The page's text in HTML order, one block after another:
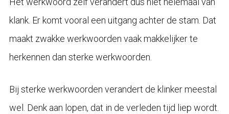
klank. Er komt vooral een uitgang achter de stam. Dat
maakt zwakke werkwoorden vaak makkelijker te
herkennen dan sterke werkwoorden.
Bij sterke werkwoorden verandert de klinker meestal
wel. Denk aan lopen, dat in de verleden tijd liep wordt.